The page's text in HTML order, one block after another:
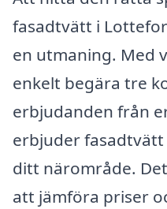
fasadtvätt i
en utmaning. Med
enkelt begära tre
erbjudanden från
erbjuder
ditt närområde.
att jämföra priser